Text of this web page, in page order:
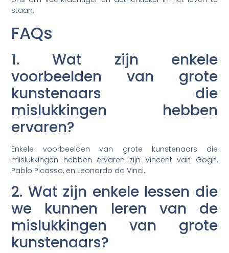
staan.
FAQs
1. Wat zijn enkele
voorbeelden van grote
kunstenaars die
mislukkingen hebben
ervaren?
Enkele voorbeelden van grote kunstenaars die
mislukkingen hebben ervaren zijn Vincent van Gogh,
Pablo Picasso, en Leonardo da Vinci.
2. Wat zijn enkele lessen die
we kunnen leren van de
mislukkingen van grote
kunstenaars?